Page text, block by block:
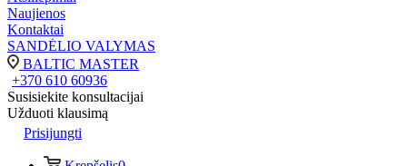
Naujienos
Kontaktai
SANDĖLIO VALYMAS
BALTIC MASTER
+370 610 60936
Susisiekite konsultacijai
Užduoti klausimą
Prisijungti